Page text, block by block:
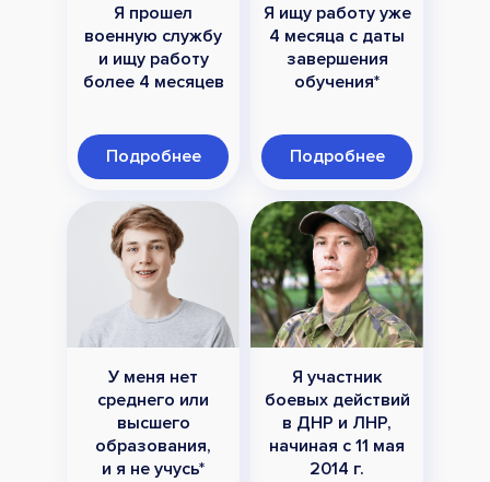
Я прошел
военную службу
и ищу работу
более 4 месяцев
Подробнее
Я ищу работу уже
4 месяца с даты
завершения
обучения*
Подробнее
У меня нет
среднего или
высшего
образования,
и я не учусь*
Я участник
боевых действий
в ДНР и ЛНР,
начиная с 11 мая
2014 г.